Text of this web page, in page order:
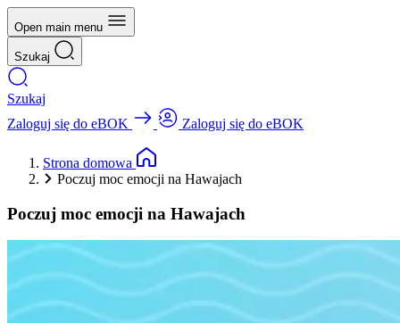
Open main menu
Szukaj
Szukaj
Zaloguj się do eBOK
Zaloguj się do eBOK
Strona domowa
Poczuj moc emocji na Hawajach
Poczuj moc emocji na Hawajach